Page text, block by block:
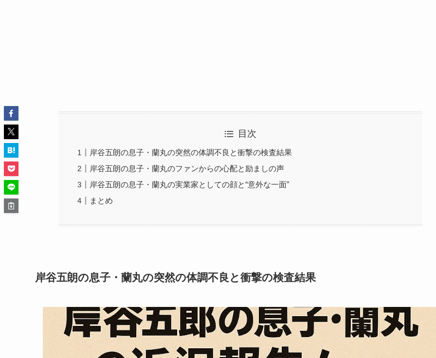
目次
岸谷五朗の息子・蘭丸の突然の体調不良と衝撃の検査結果
岸谷五朗の息子・蘭丸のファンからの心配と励ましの声
岸谷五朗の息子・蘭丸の実業家としての顔と“意外な一面”
まとめ
岸谷五朗の息子・蘭丸の突然の体調不良と衝撃の検査結果